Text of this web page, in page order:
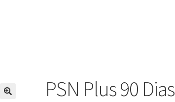
PSN Plus 90 Dias